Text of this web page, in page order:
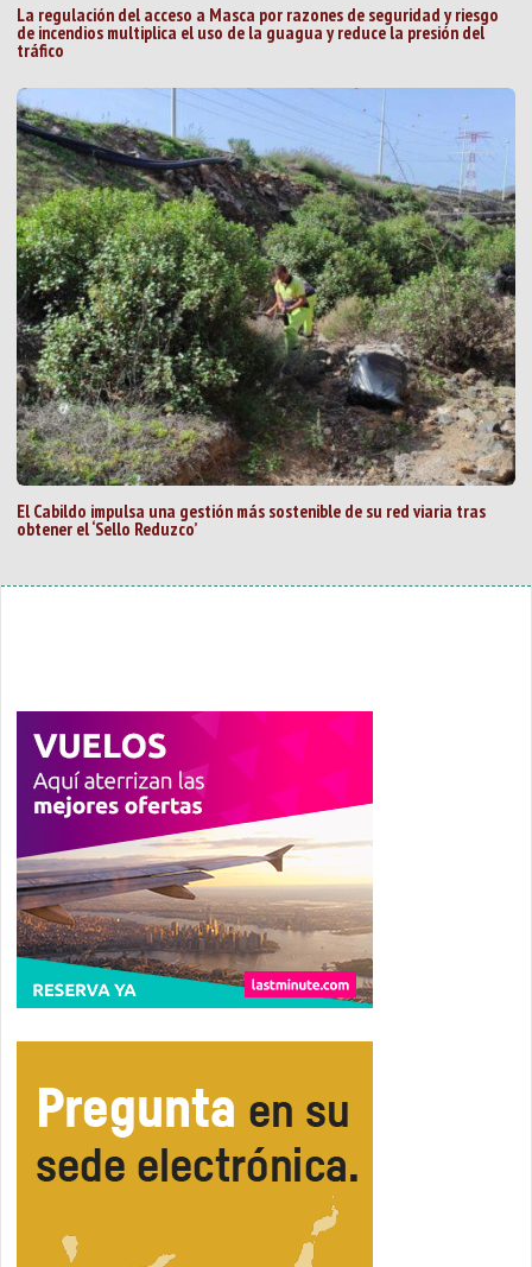
La regulación del acceso a Masca por razones de seguridad y riesgo
de incendios multiplica el uso de la guagua y reduce la presión del
tráfico
El Cabildo impulsa una gestión más sostenible de su red viaria tras
obtener el ‘Sello Reduzco’